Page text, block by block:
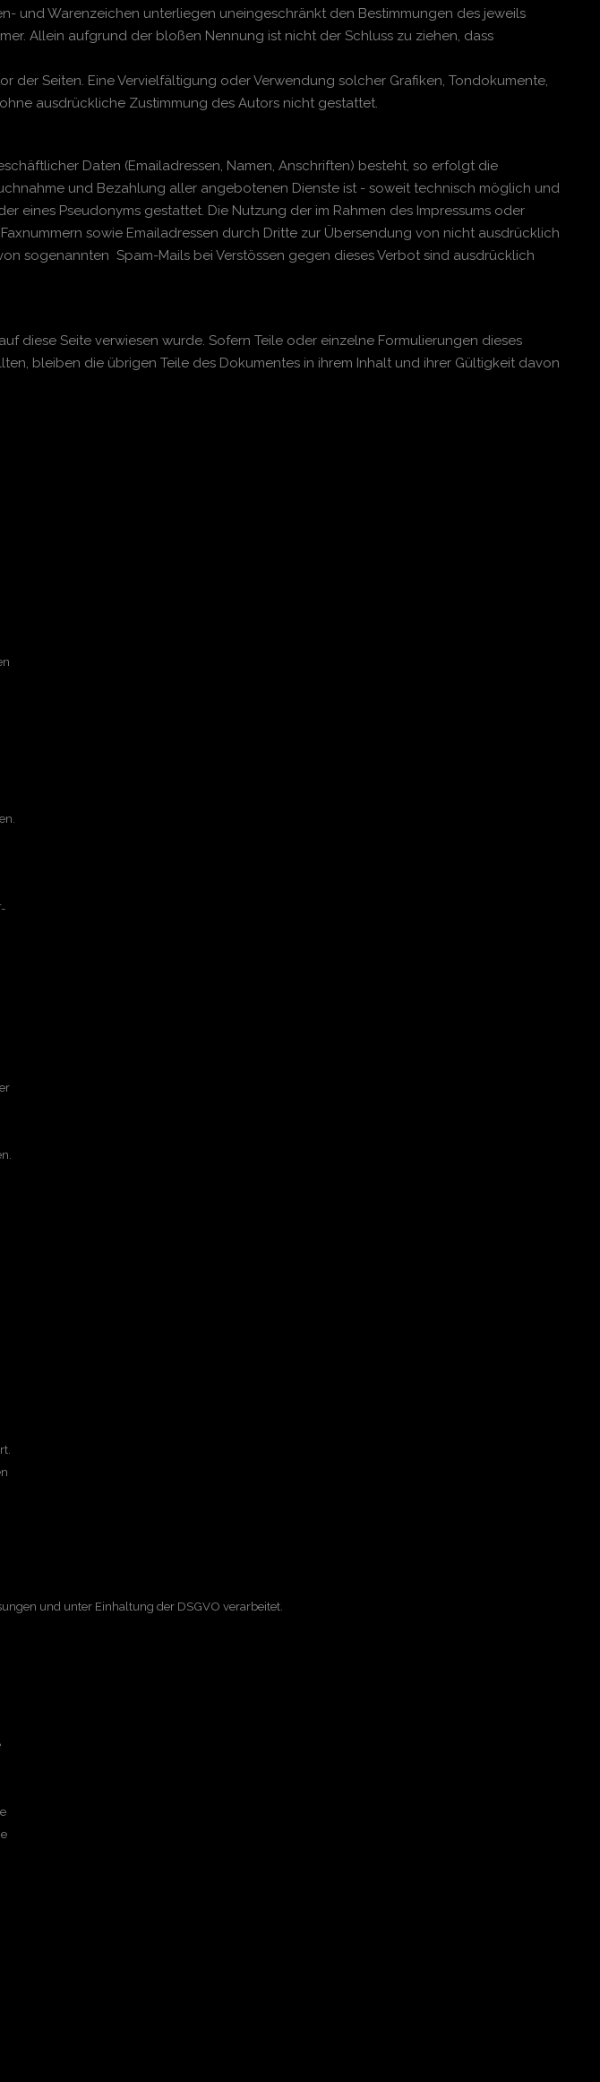
und Warenzeichen unterliegen uneingeschränkt den Bestimmungen des jeweils
Allein aufgrund der bloßen Nennung ist nicht der Schluss zu ziehen, dass
Seiten. Eine Vervielfältigung oder Verwendung solcher Grafiken, Tondokumente,
ausdrückliche Zustimmung des Autors nicht gestattet.
Daten (Emailadressen, Namen, Anschriften) besteht, so erfolgt die
und Bezahlung aller angebotenen Dienste ist - soweit technisch möglich und
eines Pseudonyms gestattet. Die Nutzung der im Rahmen des Impressums oder
sowie Emailadressen durch Dritte zur Übersendung von nicht ausdrücklich
sogenannten Spam-Mails bei Verstössen gegen dieses Verbot sind ausdrücklich
diese Seite verwiesen wurde. Sofern Teile oder einzelne Formulierungen dieses
bleiben die übrigen Teile des Dokumentes in ihrem Inhalt und ihrer Gültigkeit davon
und unter Einhaltung der DSGVO verarbeitet.